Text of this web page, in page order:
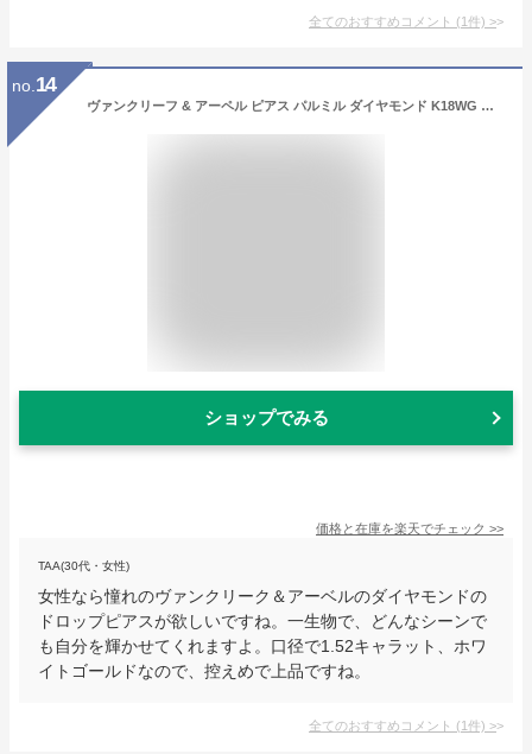
全てのおすすめコメント (1件) >
no. 14
ヴァンクリーフ & アーペル ピアス パルミル ダイヤモンド K18WG ホワイトゴールド レディース イヤリング ドロップ ロング ドレス パーティ ぶらさがり シンプル 揺れるタイプ ブランド プレゼント アクセサリー ジュエリー Van Cleef & Arpels 未使用 送料無料
ショップでみる
価格と在庫を楽天でチェック >>
TAA(30代・女性)
女性なら憧れのヴァンクリーク＆アーベルのダイヤモンドの
ドロップピアスが欲しいですね。一生物で、どんなシーンで
も自分を輝かせてくれますよ。口径で1.52キャラット、ホワ
イトゴールドなので、控えめで上品ですね。
全てのおすすめコメント (1件) >